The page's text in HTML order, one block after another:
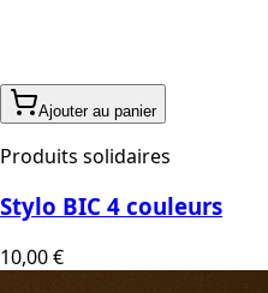
Ajouter au panier
Produits solidaires
Stylo BIC 4 couleurs
10,00 €